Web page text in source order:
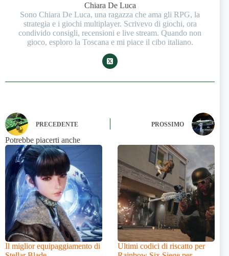
Chiara De Luca
Sono Chiara De Luca, una ragazza che ama gli RPG, la
strategia e i giochi multiplayer. Scrivevo di giochi, ora
condivido consigli, recensioni e live stream. Quando non
gioco, esploro la Toscana e mi piace il cibo italiano.
PRECEDENTE PROSSIMO
Potrebbe piacerti anche
Il miglior equipaggiamento di
Ultimi codici di riscatto per